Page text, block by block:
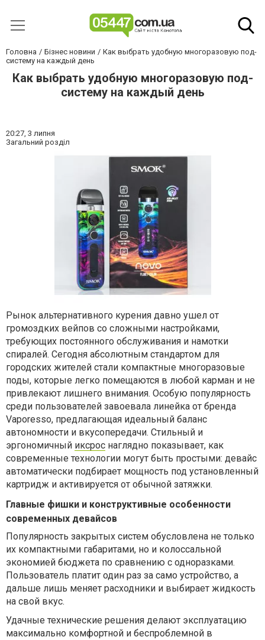
Головна Бізнес новини
Как выбрать удобную многоразовую под-
систему на каждый день
Как выбрать удобную многоразовую под-
систему на каждый день
20:27, 3 липня
Загальний розділ
Рынок альтернативного курения давно ушел от
громоздких вейпов со сложными настройками,
требующих постоянного обслуживания и намотки
спиралей. Сегодня абсолютным стандартом для
городских жителей стали компактные многоразовые
поды, которые легко помещаются в любой карман и не
привлекают лишнего внимания. Особую популярность
среди пользователей завоевала линейка от бренда
Vaporesso, предлагающая идеальный баланс
автономности и вкусопередачи. Стильный и
эргономичный иксрос наглядно показывает, как
современные технологии могут быть простыми: девайс
автоматически подбирает мощность под установленный
картридж и активируется от обычной затяжки.
Главные фишки и конструктивные особенности
современных девайсов
Популярность закрытых систем обусловлена не только
их компактными габаритами, но и колоссальной
экономией бюджета по сравнению с одноразками.
Пользователь платит один раз за само устройство, а
дальше лишь меняет расходники и выбирает жидкость
на свой вкус.
Удачные технические решения делают эксплуатацию
максимально комфортной и беспроблемной в